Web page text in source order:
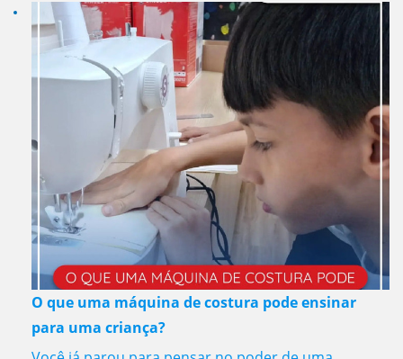
O que uma máquina de costura pode ensinar
para uma criança?